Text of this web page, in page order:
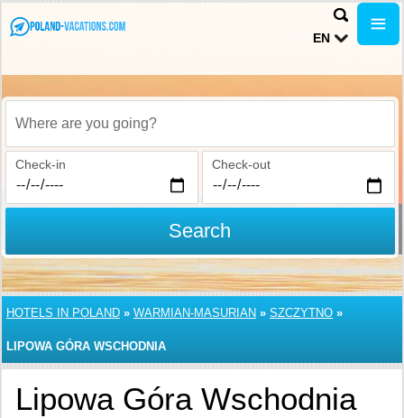
EN
Where are you going?
Check-in Check-out
Search
HOTELS IN POLAND » WARMIAN-MASURIAN » SZCZYTNO »
LIPOWA GÓRA WSCHODNIA
Lipowa Góra Wschodnia